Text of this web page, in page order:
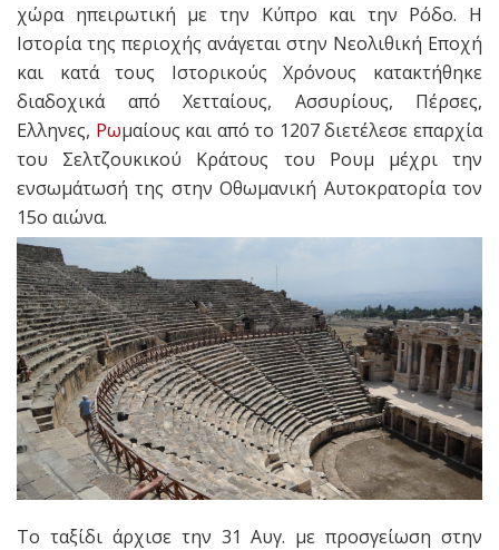
χώρα ηπειρωτική με την Κύπρο και την Ρόδο. Η
Ιστορία της περιοχής ανάγεται στην Νεολιθική Εποχή
και κατά τους Ιστορικούς Χρόνους κατακτήθηκε
διαδοχικά από Χετταίους, Ασσυρίους, Πέρσες,
Ελληνες, Ρωμαίους και από το 1207 διετέλεσε επαρχία
του Σελτζουκικού Κράτους του Ρουμ μέχρι την
ενσωμάτωσή της στην Οθωμανική Αυτοκρατορία τον
15ο αιώνα.
Το ταξίδι άρχισε την 31 Αυγ. με προσγείωση στην